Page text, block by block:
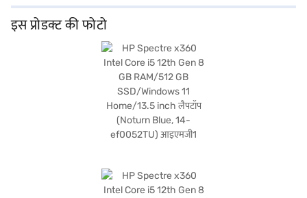
करने वाला HP Sectre x360 हल्का और पोर्टेबल है, जो प्रोफेशनल्स और छात्रों के लिए कभी भी
उपयुक्त है. लैपटॉप Windows 11 होम के साथ आता है, जो यूज़र-फ्रेंडली इंटरफेस और बेहतर सुरक्षा
फीचर्स प्रदान करता है. 66 Wh Li-ion पॉलीमर बैटरी लंबे समय तक चलने वाली पावर प्रदान करती
है, जिससे आप पूरे दिन प्रोडक्टिव रह सकते हैं. HP Spectre x360 Intel Core i5 उन यूज़र्स के
लिए परफेक्ट है जो अच्छी बैटरी लाइफ और तेज़ प्रोसेसर वाला हाई-एंड लैपटॉप ढूंढ रहे हैं. खरीदारी
करने के लिए बजाज फिनसर्व पर विकल्पों के बारे में जानें या पार्टनर स्टोर पर जाएं और Easy
इस प्रोडक्ट की फोटो